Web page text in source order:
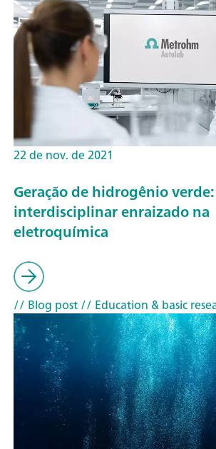
22 de nov. de 2021
Geração de hidrogênio
interdisciplinar enraizado na
eletroquímica
// Blog post// Education & basic